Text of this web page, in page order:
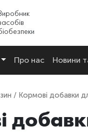
Про нас Новини
/ Кормові добавки